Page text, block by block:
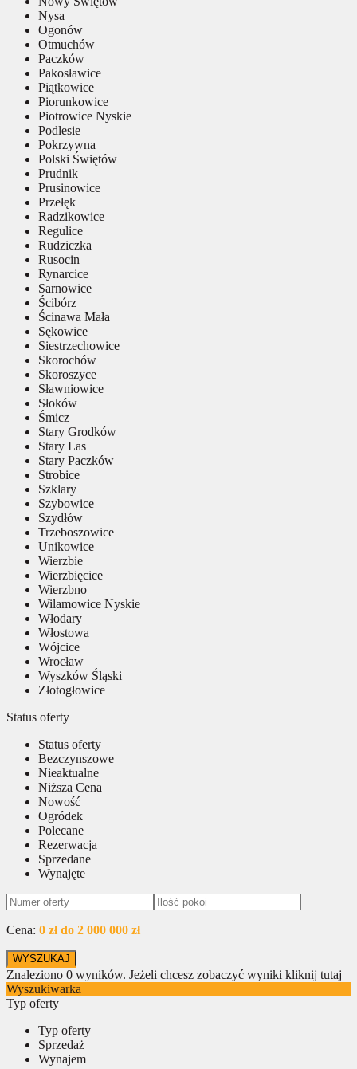
Nysa
Ogonów
Otmuchów
Paczków
Pakosławice
Piątkowice
Piorunkowice
Piotrowice Nyskie
Podlesie
Pokrzywna
Polski Świętów
Prudnik
Prusinowice
Przełęk
Radzikowice
Regulice
Rudziczka
Rusocin
Rynarcice
Sarnowice
Ścibórz
Ścinawa Mała
Sękowice
Siestrzechowice
Skorochów
Skoroszyce
Sławniowice
Słoków
Śmicz
Stary Grodków
Stary Las
Stary Paczków
Strobice
Szklary
Szybowice
Szydłów
Trzeboszowice
Unikowice
Wierzbie
Wierzbięcice
Wierzbno
Wilamowice Nyskie
Włodary
Włostowa
Wójcice
Wrocław
Wyszków Śląski
Złotogłowice
Status oferty
Status oferty
Bezczynszowe
Nieaktualne
Niższa Cena
Nowość
Ogródek
Polecane
Rezerwacja
Sprzedane
Wynajęte
Cena: 0 zł do 2 000 000 zł
Znaleziono 0 wyników. Jeżeli chcesz zobaczyć wyniki kliknij tutaj
Wyszukiwarka
Typ oferty
Typ oferty
Sprzedaż
Wynajem